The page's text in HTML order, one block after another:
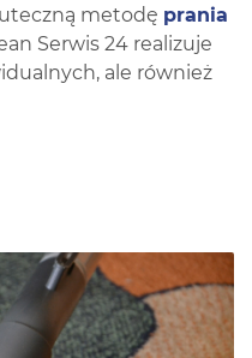
metodę prania
Serwis 24 realizuje
ale również